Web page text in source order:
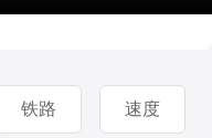
铁路 速度